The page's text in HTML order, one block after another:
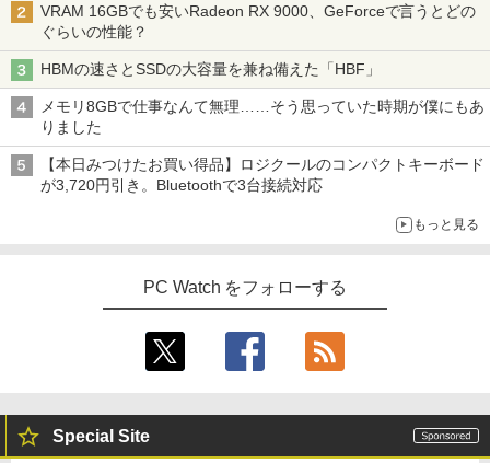
VRAM 16GBでも安いRadeon RX 9000、GeForceで言うとどの
ぐらいの性能？
HBMの速さとSSDの大容量を兼ね備えた「HBF」
メモリ8GBで仕事なんて無理……そう思っていた時期が僕にもあ
りました
【本日みつけたお買い得品】ロジクールのコンパクトキーボード
が3,720円引き。Bluetoothで3台接続対応
もっと見る
PC Watch をフォローする
Special Site